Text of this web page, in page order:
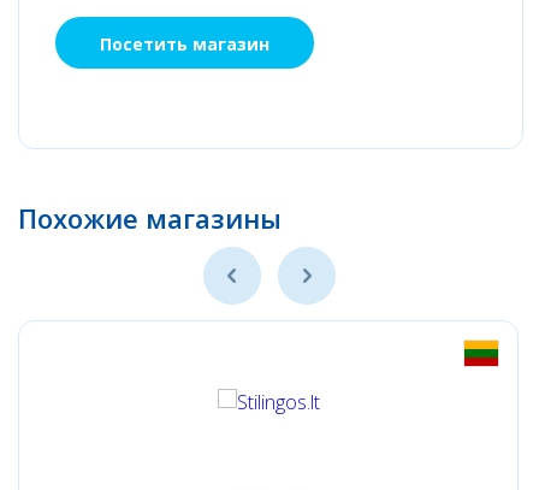
Посетить магазин
Похожие магазины